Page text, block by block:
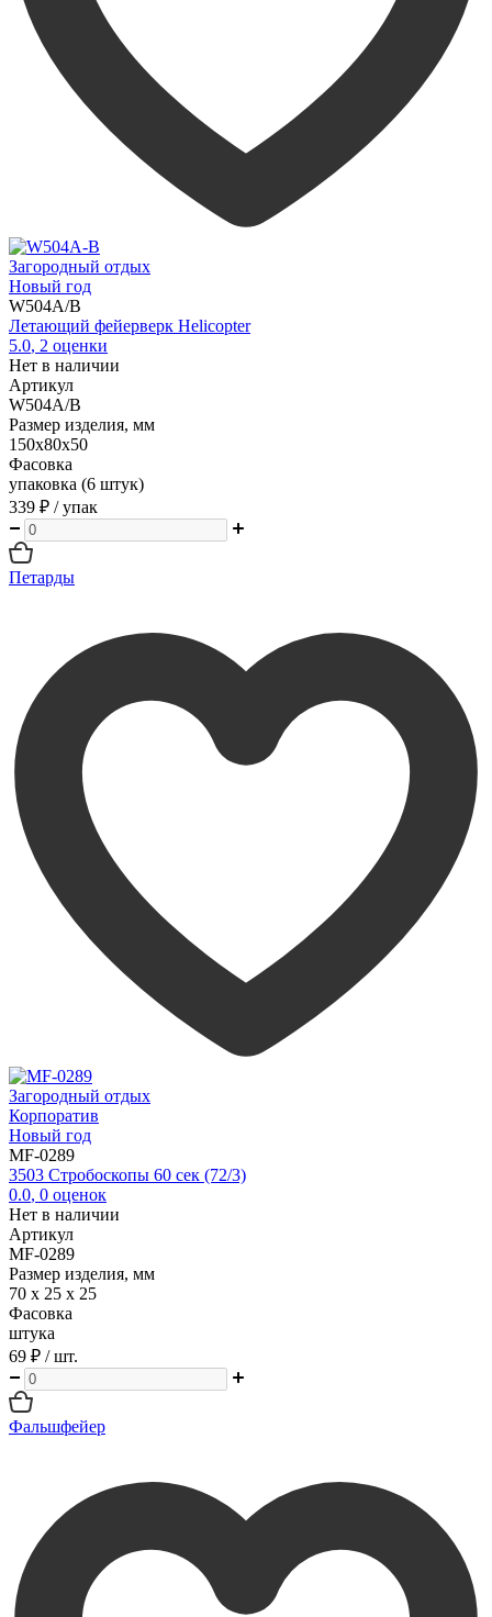
Загородный отдых
Новый год
W504A/B
Летающий фейерверк Helicopter
5.0, 2 оценки
Нет в наличии
Артикул
W504A/B
Размер изделия, мм
150х80х50
Фасовка
упаковка (6 штук)
339 ₽ / упак
Петарды
Загородный отдых
Корпоратив
Новый год
MF-0289
3503 Стробоскопы 60 сек (72/3)
0.0, 0 оценок
Нет в наличии
Артикул
MF-0289
Размер изделия, мм
70 х 25 х 25
Фасовка
штука
69 ₽ / шт.
Фальшфейер